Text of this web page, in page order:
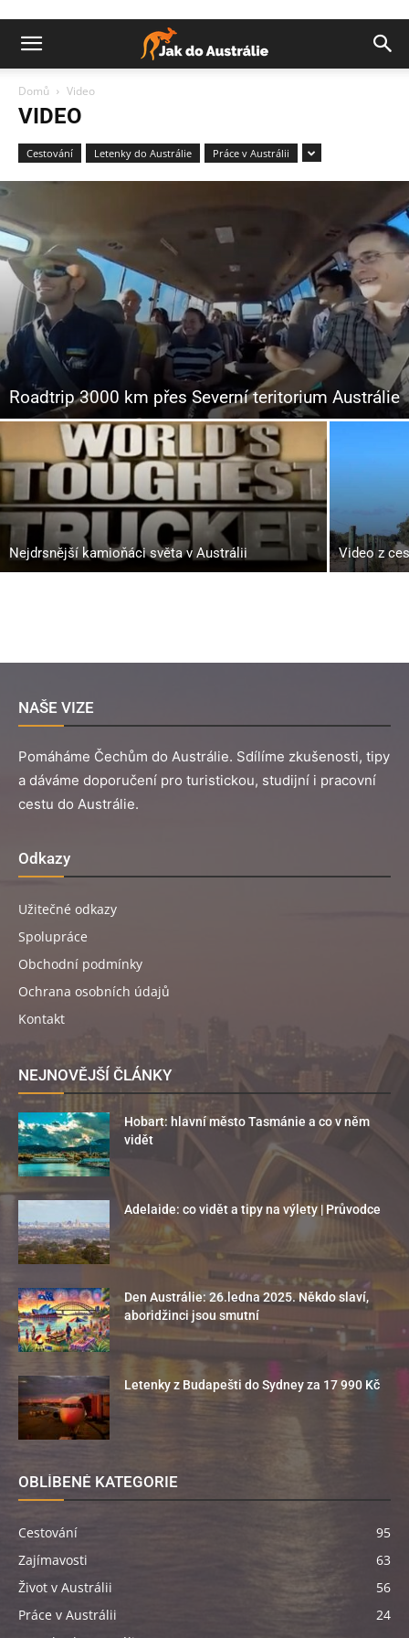
Domů Video
VIDEO
Cestování Letenky do Austrálie Práce v Austrálii
Roadtrip 3000 km přes Severní teritorium Austrálie
Nejdrsnější kamioňáci světa v Austrálii Video z
NAŠE VIZE
Pomáháme Čechům do Austrálie. Sdílíme zkušenosti, tipy
a dáváme doporučení pro turistickou, studijní i pracovní
cestu do Austrálie.
Odkazy
Užitečné odkazy
Spolupráce
Obchodní podmínky
Ochrana osobních údajů
Kontakt
NEJNOVĚJŠÍ ČLÁNKY
Hobart: hlavní město Tasmánie a co v něm
vidět
Adelaide: co vidět a tipy na výlety | Průvodce
Den Austrálie: 26.ledna 2025. Někdo slaví,
aboridžinci jsou smutní
Letenky z Budapešti do Sydney za 17 990 Kč
OBLÍBENÉ KATEGORIE
Cestování
95
Zajímavosti
63
Život v Austrálii
56
Práce v Austrálii
24